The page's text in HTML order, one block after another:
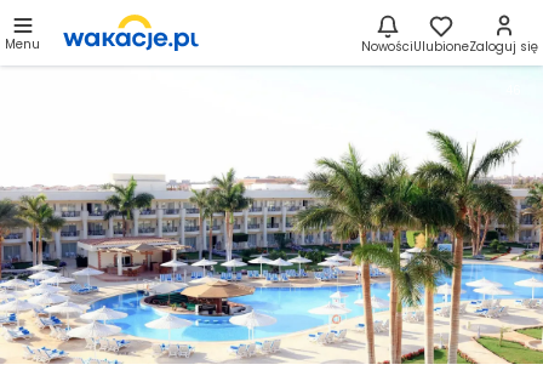
Menu NowościUlubioneZaloguj się